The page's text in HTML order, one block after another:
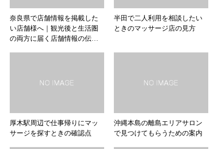
奈良県で店舗情報を掲載した
い店舗様へ｜観光後と生活圏
の両方に届く店舗情報の伝…
半田で二人利用を相談したい
ときのマッサージ店の見方
厚木駅周辺で仕事帰りにマッ
サージを探すときの確認点
沖縄本島の離島エリアサロン
で見つけてもらうための案内